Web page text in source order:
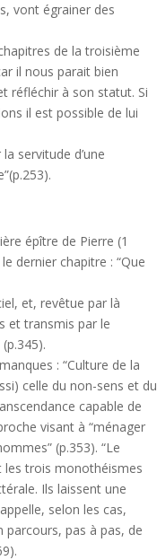
vont égrainer des
de la troisième
il nous parait bien
réfléchir à son statut. Si
il est possible de lui
servitude d’une
épître de Pierre (1
dernier chapitre : “Que
et, revêtue par là
et transmis par le
: “Culture de la
celle du non-sens et du
capable de
visant à “ménager
(p.353). “Le
les trois monothéismes
Ils laissent une
selon les cas,
pas à pas, de